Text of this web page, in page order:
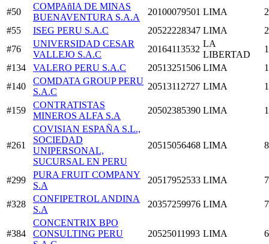
#50
COMPAñIA DE MINAS
BUENAVENTURA S.A.A
20100079501 LIMA
#55
ISEG PERU S.A.C 20522228347 LIMA
#76
UNIVERSIDAD CESAR
VALLEJO S.A.C
20164113532
LA
LIBERTAD
#134
VALERO PERU S.A.C 20513251506 LIMA
#140
COMDATA GROUP PERU
S.A.C
20513112727 LIMA
#159
CONTRATISTAS
MINEROS ALFA S.A
20502385390 LIMA
#261
COVISIAN ESPAÑA S.L.,
SOCIEDAD
UNIPERSONAL,
SUCURSAL EN PERU
20515056468 LIMA
#299
PURA FRUIT COMPANY
S.A
20517952533 LIMA
#328
CONFIPETROL ANDINA
S.A
20357259976 LIMA
#384
CONCENTRIX BPO
CONSULTING PERU
20525011993 LIMA